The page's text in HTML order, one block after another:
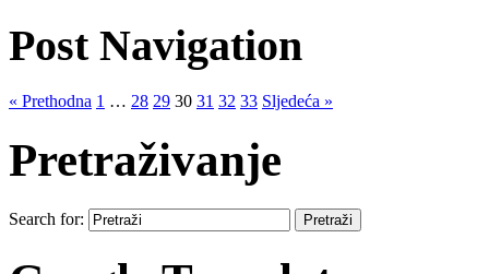
Post Navigation
« Prethodna 1 … 28 29 30 31 32 33 Sljedeća »
Pretraživanje
Search for: